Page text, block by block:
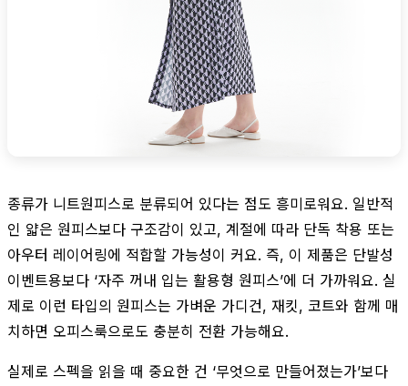
종류가 니트원피스로 분류되어 있다는 점도 흥미로워요. 일반적
인 얇은 원피스보다 구조감이 있고, 계절에 따라 단독 착용 또는
아우터 레이어링에 적합할 가능성이 커요. 즉, 이 제품은 단발성
이벤트용보다 ‘자주 꺼내 입는 활용형 원피스’에 더 가까워요. 실
제로 이런 타입의 원피스는 가벼운 가디건, 재킷, 코트와 함께 매
치하면 오피스룩으로도 충분히 전환 가능해요.
실제로 스펙을 읽을 때 중요한 건 ‘무엇으로 만들어졌는가’보다